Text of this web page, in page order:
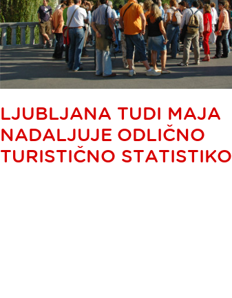
LJUBLJANA TUDI MAJA
NADALJUJE ODLIČNO
TURISTIČNO STATISTIKO